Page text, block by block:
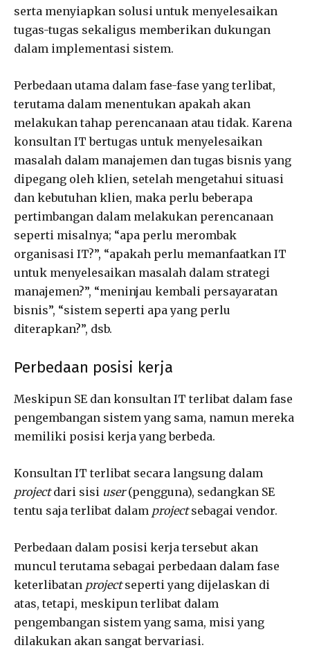
serta menyiapkan solusi untuk menyelesaikan
tugas-tugas sekaligus memberikan dukungan
dalam implementasi sistem.
Perbedaan utama dalam fase-fase yang terlibat,
terutama dalam menentukan apakah akan
melakukan tahap perencanaan atau tidak. Karena
konsultan IT bertugas untuk menyelesaikan
masalah dalam manajemen dan tugas bisnis yang
dipegang oleh klien, setelah mengetahui situasi
dan kebutuhan klien, maka perlu beberapa
pertimbangan dalam melakukan perencanaan
seperti misalnya; “apa perlu merombak
organisasi IT?”, “apakah perlu memanfaatkan IT
untuk menyelesaikan masalah dalam strategi
manajemen?”, “meninjau kembali persayaratan
bisnis”, “sistem seperti apa yang perlu
diterapkan?”, dsb.
Perbedaan posisi kerja
Meskipun SE dan konsultan IT terlibat dalam fase
pengembangan sistem yang sama, namun mereka
memiliki posisi kerja yang berbeda.
Konsultan IT terlibat secara langsung dalam
projectdari sisi user(pengguna), sedangkan SE
tentu saja terlibat dalam projectsebagai vendor.
Perbedaan dalam posisi kerja tersebut akan
muncul terutama sebagai perbedaan dalam fase
keterlibatan projectseperti yang dijelaskan di
atas, tetapi, meskipun terlibat dalam
pengembangan sistem yang sama, misi yang
dilakukan akan sangat bervariasi.